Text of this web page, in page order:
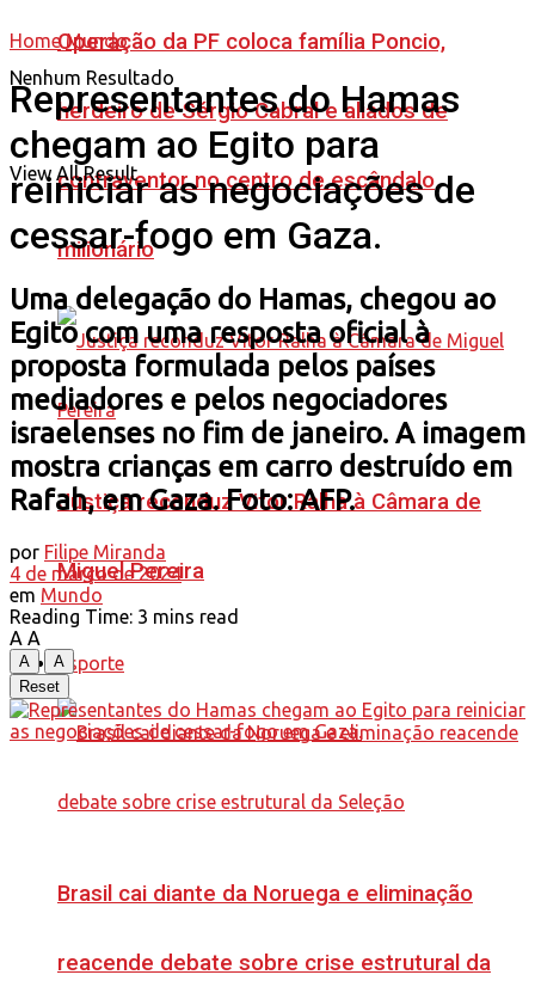
Operação da PF coloca família Poncio,
herdeiro de Sérgio Cabral e aliados de
contraventor no centro de escândalo
milionário
Justiça reconduz Vitor Ralha à Câmara de
Miguel Pereira
Esporte
Brasil cai diante da Noruega e eliminação
reacende debate sobre crise estrutural da
Nenhum Resultado
View All Result
Home Mundo
Representantes do Hamas
chegam ao Egito para
reiniciar as negociações de
cessar-fogo em Gaza.
Uma delegação do Hamas, chegou ao
Egito com uma resposta oficial à
proposta formulada pelos países
mediadores e pelos negociadores
israelenses no fim de janeiro. A imagem
mostra crianças em carro destruído em
Rafah, em Gaza. Foto: AFP.
por Filipe Miranda
4 de março de 2024
em Mundo
Reading Time: 3 mins read
A A
A
A
Reset